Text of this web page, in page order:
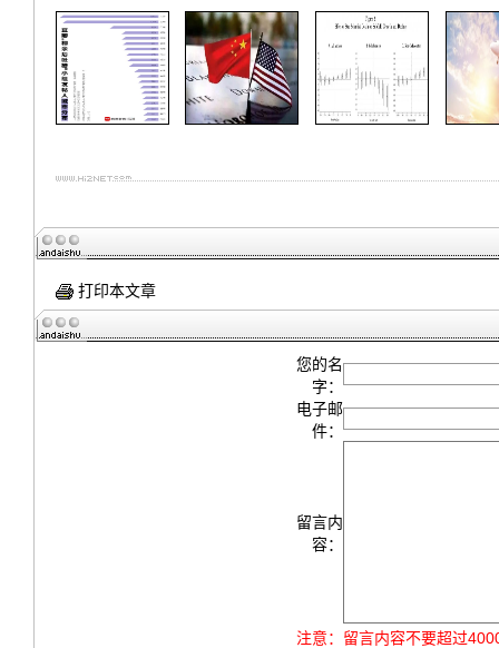
打印本文章
您的名
字：
电子邮
件：
留言内
容：
注意： 留言内容不要超过